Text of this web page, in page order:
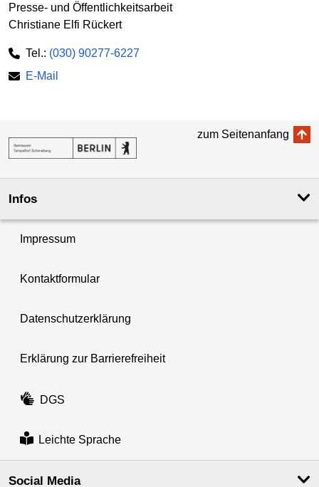
Presse- und Öffentlichkeitsarbeit
Christiane Elfi Rückert
Tel.: (030) 90277-6227
E-Mail
zum Seitenanfang
Infos
Impressum
Kontaktformular
Datenschutzerklärung
Erklärung zur Barrierefreiheit
DGS
Leichte Sprache
Social Media